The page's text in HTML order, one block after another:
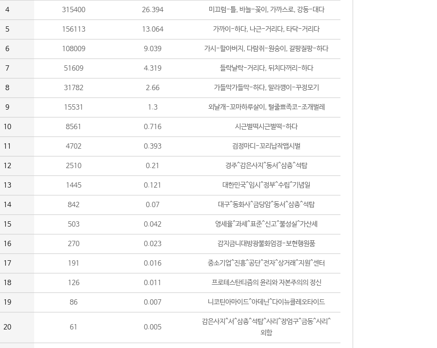
4 315400 26.394 미끄럼-틀, 바늘-꽂이, 가까스로, 강동-대다
5 156113 13.064 가까이-하다, 나근-거리다, 타닥-거리다
6 108009 9.039 가시-할아버지, 다람쥐-원숭이, 갈팡질팡-하다
7 51609 4.319 들락날락-거리다, 뒤치다꺼리-하다
8 31782 2.66 가들막가들막-하다, 말라깽이-꾸정모기
9 15531 1.3 외날개-꼬마하루살이, 털줄뾰족코-조개벌레
10 8561 0.716 시근벌떡시근벌떡-하다
11 4702 0.393 검정마디-꼬리납작맵시벌
12 2510 0.21 경주^감은사지^동서^삼층^석탑
13 1445 0.121 대한민국^임시^정부^수립^기념일
14 842 0.07 대구^동화사^금당암^동서^삼층^석탑
15 503 0.042 영세율^과세^표준^신고^불성실^가산세
16 270 0.023 감지금니대방광불화엄경-보현행원품
17 191 0.016 중소기업^진흥^공단^전자^상거래^지원^센터
18 126 0.011 프로테스탄티즘의 윤리와 자본주의의 정신
19 86 0.007 니코틴아마이드^아데닌^다이뉴클레오타이드
20 61 0.005
감은사지^서^삼층^석탑^사리^장엄구^금동^사리^
외함